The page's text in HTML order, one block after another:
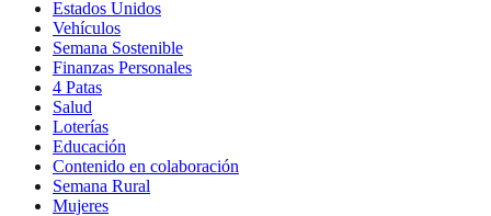
Estados Unidos
Vehículos
Semana Sostenible
Finanzas Personales
4 Patas
Salud
Loterías
Educación
Contenido en colaboración
Semana Rural
Mujeres